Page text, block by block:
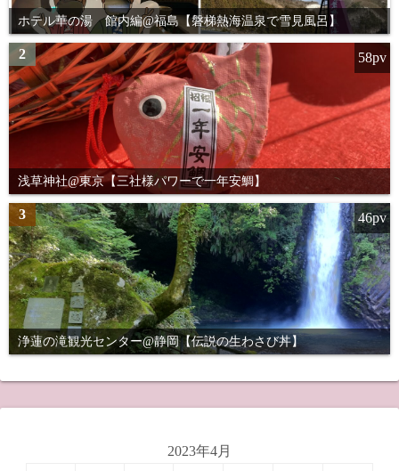
ホテル華の湯 館内編@福島【磐梯熱海温泉で雪見風呂】
2
浅草神社@東京【三社様パワーで一年安鯛】
58pv
3
浄蓮の滝観光センター@静岡【伝説の生わさび丼】
46pv
2023年4月